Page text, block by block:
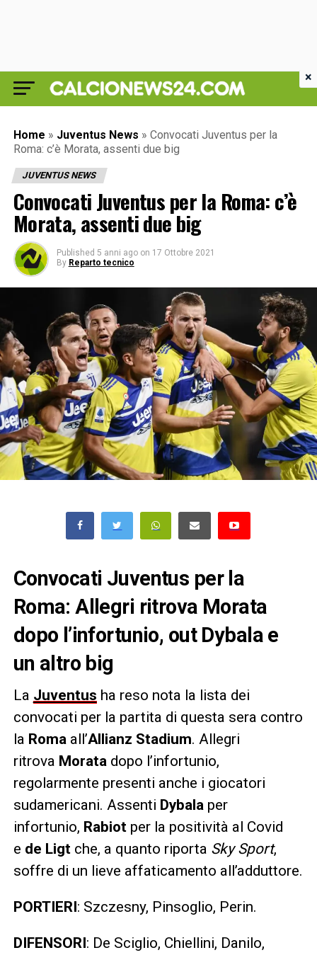
Home » Juventus News » Convocati Juventus per la
Roma: c’è Morata, assenti due big
JUVENTUS NEWS
Convocati Juventus per la Roma: c’è
Morata, assenti due big
Published 5 anni ago on 17 Ottobre 2021
By Reparto tecnico
Convocati Juventus per la
Roma: Allegri ritrova Morata
dopo l’infortunio, out Dybala e
un altro big
La Juventus ha reso nota la lista dei
convocati per la partita di questa sera contro
la Roma all’Allianz Stadium. Allegri
ritrova Morata dopo l’infortunio,
regolarmente presenti anche i giocatori
sudamericani. Assenti Dybala per
infortunio, Rabiotper la positività al Covid
e de Ligtche, a quanto riporta Sky Sport,
soffre di un lieve affaticamento all’adduttore.
PORTIERI: Szczesny, Pinsoglio, Perin.
DIFENSORI: De Sciglio, Chiellini, Danilo,
×